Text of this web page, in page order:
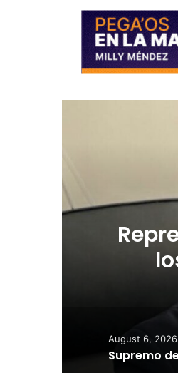
August 6, 2026